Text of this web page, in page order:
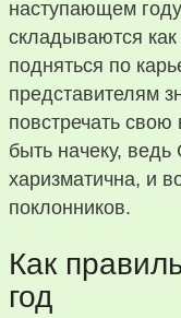
наступающем
складываются
подняться по
представителям
повстречать
быть начеку,
харизматична, и
поклонников.
Как
год